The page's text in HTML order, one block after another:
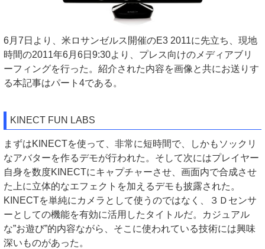
6月7日より、米ロサンゼルス開催のE3 2011に先立ち、現地
時間の2011年6月6日9:30より、プレス向けのメディアブリ
ーフィングを行った。紹介された内容を画像と共にお送りす
る本記事はパート4である。
KINECT FUN LABS
まずはKINECTを使って、非常に短時間で、しかもソックリ
なアバターを作るデモが行われた。そして次にはプレイヤー
自身を数度KINECTにキャプチャーさせ、画面内で合成させ
た上に立体的なエフェクトを加えるデモも披露された。
KINECTを単純にカメラとして使うのではなく、３Ｄセンサ
ーとしての機能を有効に活用したタイトルだ。カジュアル
な”お遊び”的内容ながら、そこに使われている技術には興味
深いものがあった。